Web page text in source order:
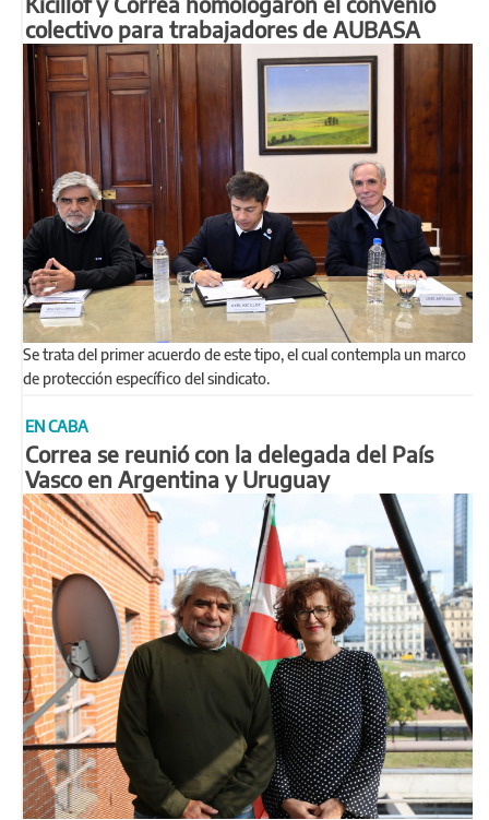
colectivo para trabajadores de AUBASA
Se trata del primer acuerdo de este tipo, el cual contempla un marco
de protección específico del sindicato.
EN CABA
Correa se reunió con la delegada del País
Vasco en Argentina y Uruguay